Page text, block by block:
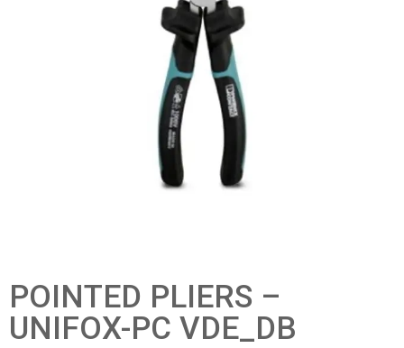
POINTED PLIERS –
UNIFOX-PC VDE_DB